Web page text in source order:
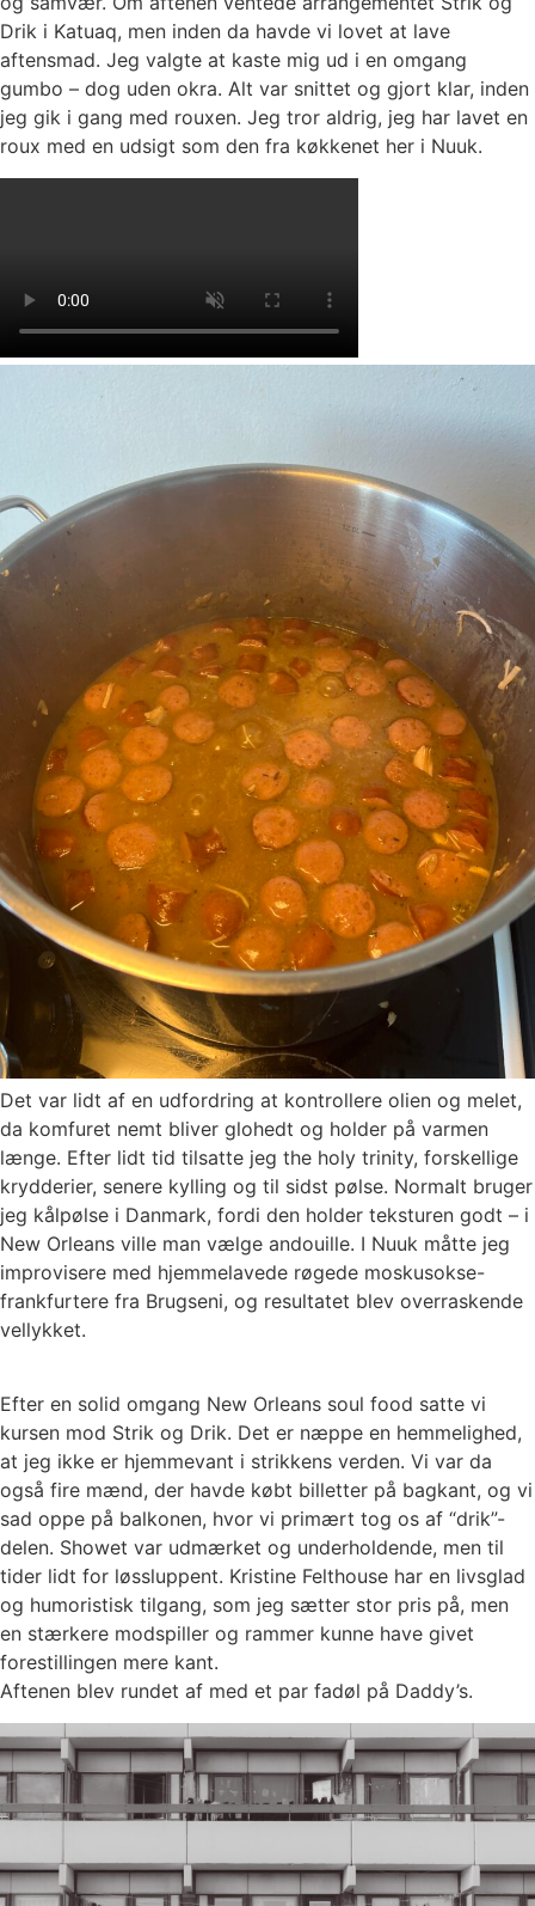
Drik i Katuaq, men inden da havde vi lovet at lave
aftensmad. Jeg valgte at kaste mig ud i en omgang
gumbo – dog uden okra. Alt var snittet og gjort klar, inden
jeg gik i gang med rouxen. Jeg tror aldrig, jeg har lavet en
roux med en udsigt som den fra køkkenet her i Nuuk.
Det var lidt af en udfordring at kontrollere olien og melet,
da komfuret nemt bliver glohedt og holder på varmen
længe. Efter lidt tid tilsatte jeg the holy trinity, forskellige
krydderier, senere kylling og til sidst pølse. Normalt bruger
jeg kålpølse i Danmark, fordi den holder teksturen godt – i
New Orleans ville man vælge andouille. I Nuuk måtte jeg
improvisere med hjemmelavede røgede moskusokse-
frankfurtere fra Brugseni, og resultatet blev overraskende
vellykket.
Efter en solid omgang New Orleans soul food satte vi
kursen mod Strik og Drik. Det er næppe en hemmelighed,
at jeg ikke er hjemmevant i strikkens verden. Vi var da
også fire mænd, der havde købt billetter på bagkant, og vi
sad oppe på balkonen, hvor vi primært tog os af “drik”-
delen. Showet var udmærket og underholdende, men til
tider lidt for løssluppent. Kristine Felthouse har en livsglad
og humoristisk tilgang, som jeg sætter stor pris på, men
en stærkere modspiller og rammer kunne have givet
forestillingen mere kant.
Aftenen blev rundet af med et par fadøl på Daddy’s.